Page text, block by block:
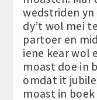
wedstriden yn
dy’t wol mei
partoer en
iene kear wol
moast doe in
omdat it
moast in